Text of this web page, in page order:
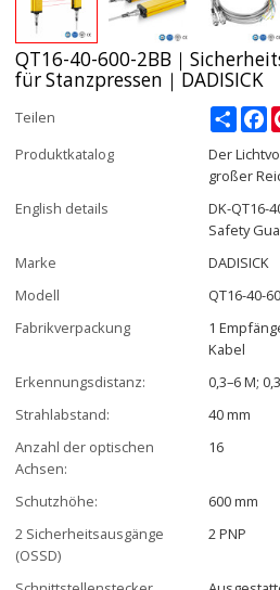
QT16-40-600-2BB｜
für Stanzpressen｜DADISICK
Teilen Share
Produktkatalog
Der
großer
English details
DK-QT16-
Safety
Marke
DADISICK
Modell
QT16-40-
Fabrikverpackung
1
Kabel
Erkennungsdistanz:
0,3–6 M;
Strahlabstand:
40 mm
Anzahl der optischen
Achsen:
16
Schutzhöhe:
600 mm
2 Sicherheitsausgänge
(OSSD)
2 PNP